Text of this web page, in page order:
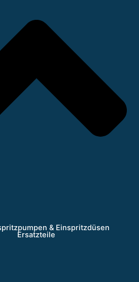
& Einspritzdüsen
Ersatzteile